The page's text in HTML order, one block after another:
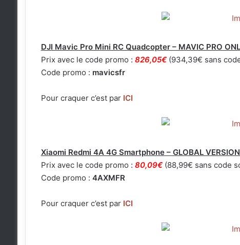
DJI Mavic Pro Mini RC Quadcopter – MAVIC PRO
Prix avec le code promo : 826,05€(934,39€ sans
Code promo : mavicsfr
Pour craquer c’est par ICI
Xiaomi Redmi 4A 4G Smartphone – GLOBAL
Prix avec le code promo : 80,09€(88,99€ sans code
Code promo : 4AXMFR
Pour craquer c’est par ICI